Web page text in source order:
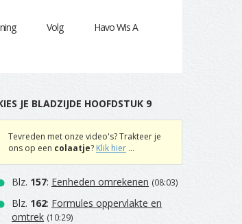
Volg Havo Wis A
JE BLADZIJDE HOOFDSTUK 9
Tevreden met onze video's? Trakteer je
ons op een colaatje? Klik hier ...
Blz. 157: Eenheden omrekenen (08:03)
Blz. 162: Formules oppervlakte en
omtrek (10:29)